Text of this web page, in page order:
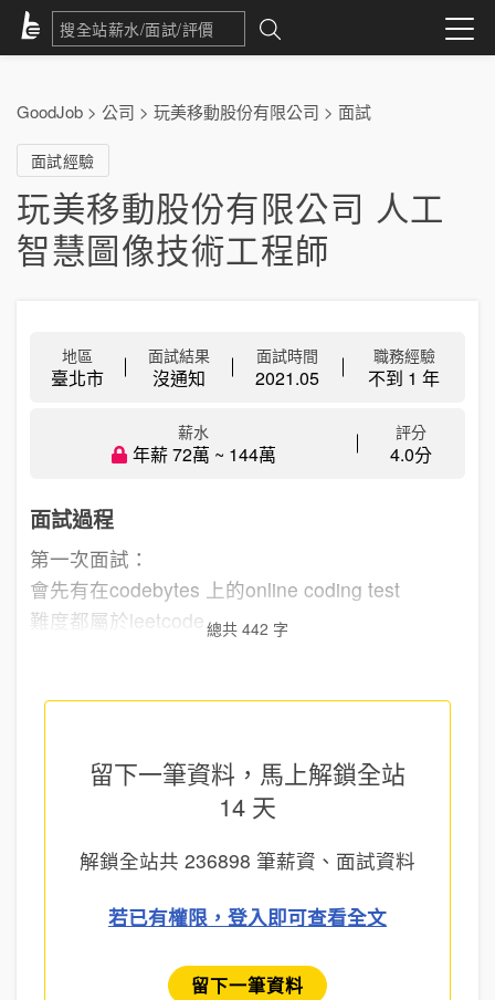
GoodJob > 公司 > 玩美移動股份有限公司 > 面試
面試經驗
玩美移動股份有限公司 人工
智慧圖像技術工程師
地區
臺北市
面試結果
沒通知
面試時間
2021.05
職務經驗
不到 1 年
薪水
年薪 72萬 ~ 144萬
評分
4.0分
面試過程
第一次面試：
會先有在codebytes 上的online coding test
難度都屬於leetcode ...總共 442 字
留下一筆資料，馬上解鎖全站
14 天
解鎖全站共 236898 筆薪資、面試資料
若已有權限，登入即可查看全文
留下一筆資料